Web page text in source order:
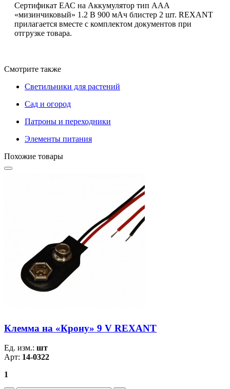
Сертификат ЕАС на Аккумулятор тип AAA
«мизинчиковый» 1.2 В 900 мАч блистер 2 шт. REXANT
прилагается вместе с комплектом документов при
отгрузке товара.
Смотрите также
Светильники для растений
Сад и огород
Патроны и переходники
Элементы питания
Похожие товары
Клемма на «Крону» 9 V REXANT
Ед. изм.: шт
Арт: 14-0322
1